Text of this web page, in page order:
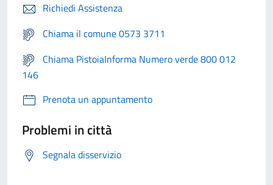
Richiedi Assistenza
Chiama il comune 0573 3711
Chiama PistoiaInforma Numero verde 800 012
146
Prenota un appuntamento
Problemi in città
Segnala disservizio